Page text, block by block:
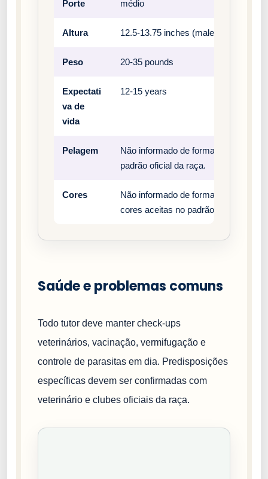
Porte médio
Altura 12.5-13.75 inches (male), 11.5-12.75
Peso 20-35 pounds
Expectati
va de
vida
12-15 years
Pelagem
Não informado de forma estruturada
padrão oficial da raça.
Cores
Não informado de forma estruturada
cores aceitas no padrão oficial da
Saúde e problemas comuns
Todo tutor deve manter check-ups
veterinários, vacinação, vermifugação e
controle de parasitas em dia. Predisposições
específicas devem ser confirmadas com
veterinário e clubes oficiais da raça.